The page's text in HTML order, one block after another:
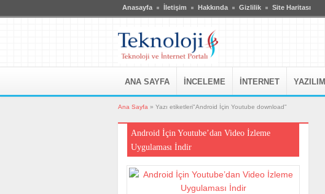
Anasayfa İletişim Hakkında Gizlilik Site Haritası
ANA SAYFA İNCELEME İNTERNET YAZILIM
Ana Sayfa » Yazı etiketleri"Android İçin Youtube download"
Android İçin Youtube’dan Video İzleme
Uygulaması İndir